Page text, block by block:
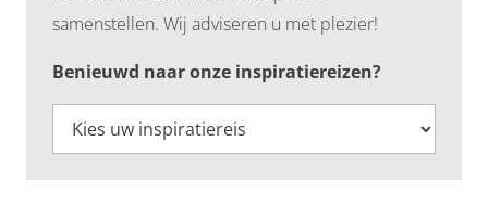
samenstellen. Wij adviseren u met plezier!
Benieuwd naar onze inspiratiereizen?